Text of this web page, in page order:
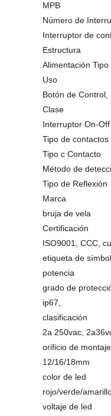
MPB
Número de
Interruptor de
Estructura
Alimentación Tipo
Uso
Botón de
Clase
Interruptor On-
Tipo de contactos
Tipo c Contacto
Método de
Tipo de Reflexión
Marca
bruja de vela
Certificación
ISO9001, CCC,
etiqueta de
potencia
grado de
ip67,
clasificación
2a 250vac,
orificio de
12/16/18mm
color de led
rojo/verde/
voltaje de led